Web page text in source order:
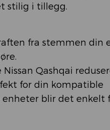
stilig i tillegg.
fra stemmen din
Qashqai
for din kompatible
enheter blir det enkelt